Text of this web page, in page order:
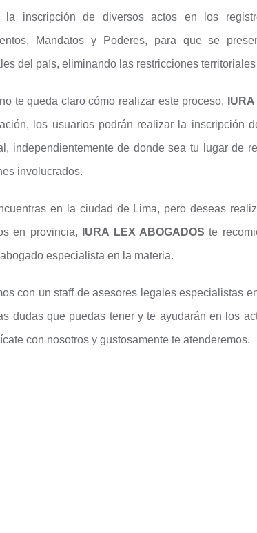
la inscripción de diversos actos en los
Mandatos y Poderes, para que se
del país, eliminando las restricciones
te queda claro cómo realizar este proceso,
los usuarios podrán realizar la inscripción
independientemente de donde sea tu lugar de
involucrados.
en la ciudad de Lima, pero deseas
en provincia,
IURA LEX ABOGADOS te
especialista en la materia.
con un staff de asesores legales especialistas
dudas que puedas tener y te ayudarán en los
con nosotros y gustosamente te atenderemos.